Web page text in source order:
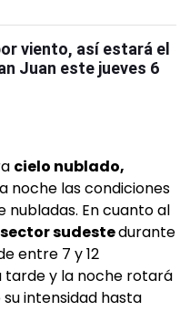
viento, así estará el
Juan este jueves 6
cielo nublado,
noche las condiciones
En cuanto al
sudestedurante
entre 7 y 12
tarde y la noche rotará
intensidad hasta